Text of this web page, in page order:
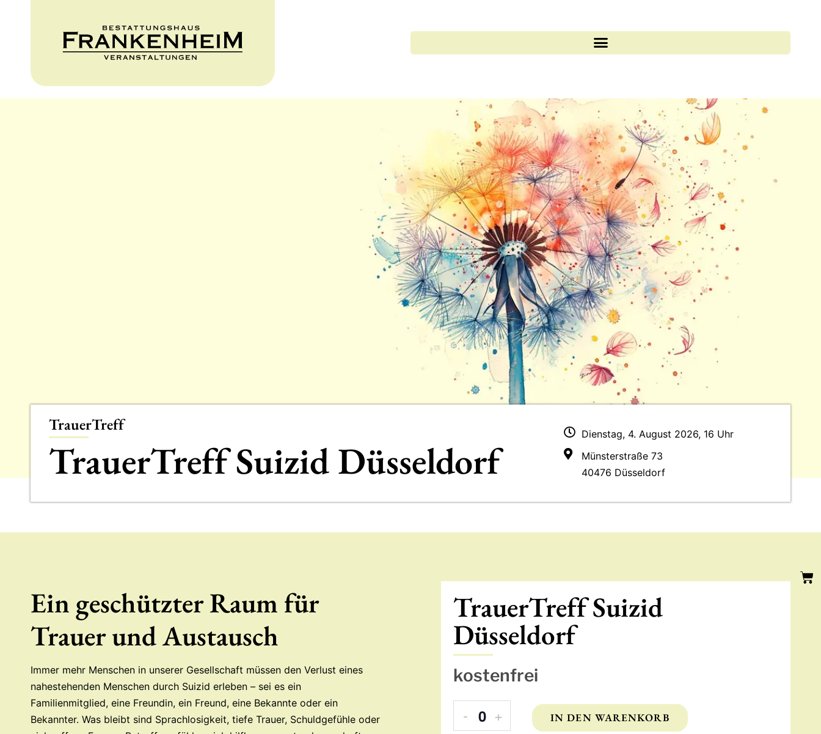
TrauerTreff
TrauerTreff Suizid Düsseldorf
Dienstag, 4. August 2026, 16 Uhr
Münsterstraße 73
40476 Düsseldorf
Ein geschützter Raum für
Trauer und Austausch
Immer mehr Menschen in unserer Gesellschaft müssen den Verlust eines
nahestehenden Menschen durch Suizid erleben – sei es ein
Familienmitglied, eine Freundin, ein Freund, eine Bekannte oder ein
Bekannter. Was bleibt sind Sprachlosigkeit, tiefe Trauer, Schuldgefühle oder
TrauerTreff Suizid
Düsseldorf
kostenfrei
- Anzahl
+ IN DEN WARENKORB